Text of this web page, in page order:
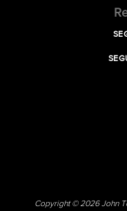
Copyright © 2026 John